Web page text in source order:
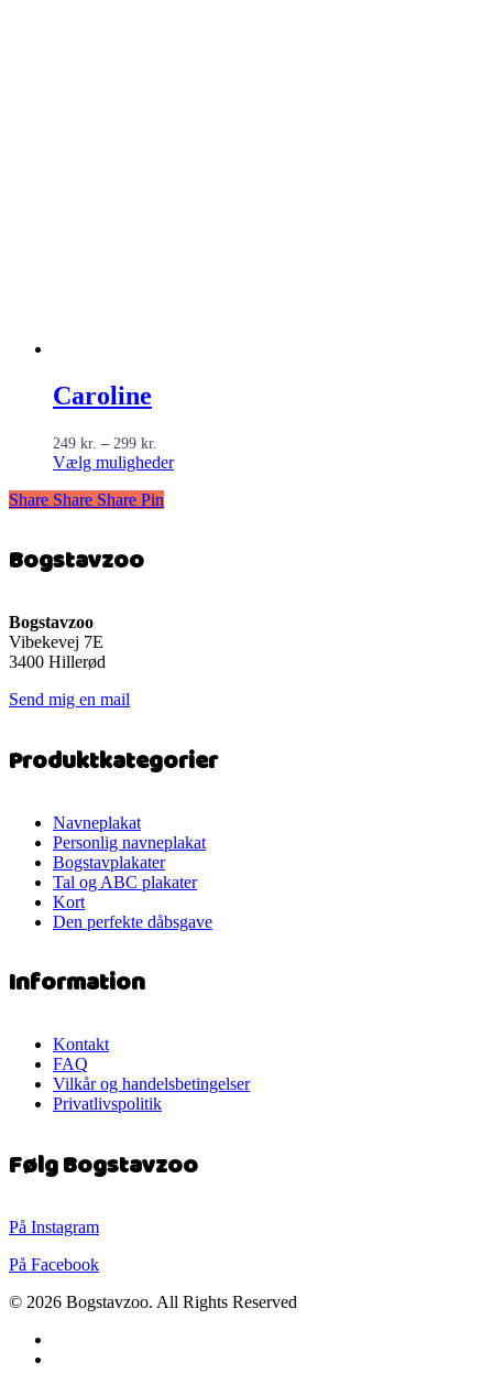
Caroline
249 kr. – 299 kr.
249 kr.
til
299 kr.
Vælg mulighederDette
Share
Share Share Share Pin
Bogstavzoo
Bogstavzoo
Vibekevej 7E
3400 Hillerød
Send mig en mail
Produktkategorier
Navneplakat
Personlig navneplakat
Bogstavplakater
Tal og ABC plakater
Kort
Den perfekte dåbsgave
Information
Kontakt
FAQ
Vilkår og handelsbetingelser
Privatlivspolitik
Følg Bogstavzoo
På Instagram
På Facebook
© 2026 Bogstavzoo. All Rights Reserved